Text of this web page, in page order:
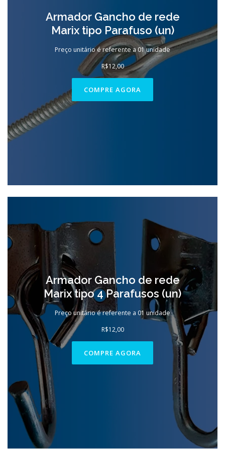
Armador Gancho de rede
Marix tipo Parafuso (un)
Preço unitário é referente a 01 unidade
R$12,00
COMPRE AGORA
Armador Gancho de rede
Marix tipo 4 Parafusos (un)
Preço unitário é referente a 01 unidade
R$12,00
COMPRE AGORA